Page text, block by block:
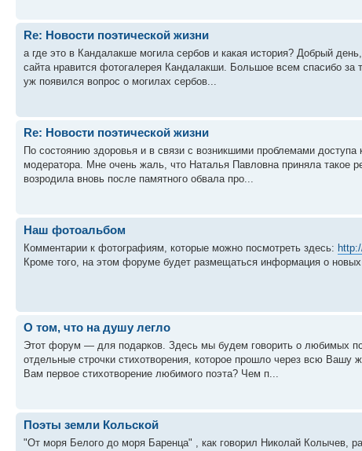
Re: Новости поэтической жизни
а где это в Кандалакше могила сербов и какая история? Добрый
сайта нравится фотогалерея Кандалакши. Большое всем спасибо
уж появился вопрос о могилах сербов...
Re: Новости поэтической жизни
По состоянию здоровья и в связи с возникшими проблемами доступа
модератора. Мне очень жаль, что Наталья Павловна приняла такое
возродила вновь после памятного обвала про...
Наш фотоальбом
Комментарии к фотографиям, которые можно посмотреть здесь:
Кроме того, на этом форуме будет размещаться информация о
О том, что на душу легло
Этот форум — для подарков. Здесь мы будем говорить о любимых
отдельные строчки стихотворения, которое прошло через всю Вашу
Вам первое стихотворение любимого поэта? Чем п...
Поэты земли Кольской
"От моря Белого до моря Баренца" , как говорил Николай Колычев,